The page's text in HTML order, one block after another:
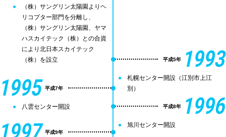
（株）サングリン太陽園よりヘ
リコプター部門を分離し、
（株）サングリン太陽園、ヤマ
ハスカイテック（株）との合資
により北日本スカイテック
（株）を設立
1993
平成5年
札幌センター開設（江別市上江
別）
平成7年
八雲センター開設 1996
平成8年
旭川センター開設
平成9年